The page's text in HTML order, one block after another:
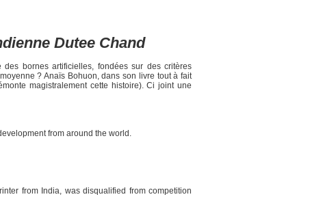
Dutee Chand
bornes artificielles, fondées sur des critères
? Anaïs Bohuon, dans son livre tout à fait
magistralement cette histoire). Ci joint une
from around the world.
from India, was disqualified from competition